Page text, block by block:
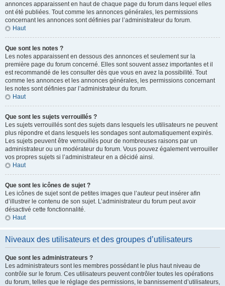
annonces apparaissent en haut de chaque page du forum dans lequel elles
ont été publiées. Tout comme les annonces générales, les permissions
concernant les annonces sont définies par l’administrateur du forum.
Haut
Que sont les notes ?
Les notes apparaissent en dessous des annonces et seulement sur la
première page du forum concerné. Elles sont souvent assez importantes et il
est recommandé de les consulter dès que vous en avez la possibilité. Tout
comme les annonces et les annonces générales, les permissions concernant
les notes sont définies par l’administrateur du forum.
Haut
Que sont les sujets verrouillés ?
Les sujets verrouillés sont des sujets dans lesquels les utilisateurs ne peuvent
plus répondre et dans lesquels les sondages sont automatiquement expirés.
Les sujets peuvent être verrouillés pour de nombreuses raisons par un
administrateur ou un modérateur du forum. Vous pouvez également verrouiller
vos propres sujets si l’administrateur en a décidé ainsi.
Haut
Que sont les icônes de sujet ?
Les icônes de sujet sont de petites images que l’auteur peut insérer afin
d’illustrer le contenu de son sujet. L’administrateur du forum peut avoir
désactivé cette fonctionnalité.
Haut
Niveaux des utilisateurs et des groupes d’utilisateurs
Que sont les administrateurs ?
Les administrateurs sont les membres possédant le plus haut niveau de
contrôle sur le forum. Ces utilisateurs peuvent contrôler toutes les opérations
du forum, telles que le réglage des permissions, le bannissement d’utilisateurs,